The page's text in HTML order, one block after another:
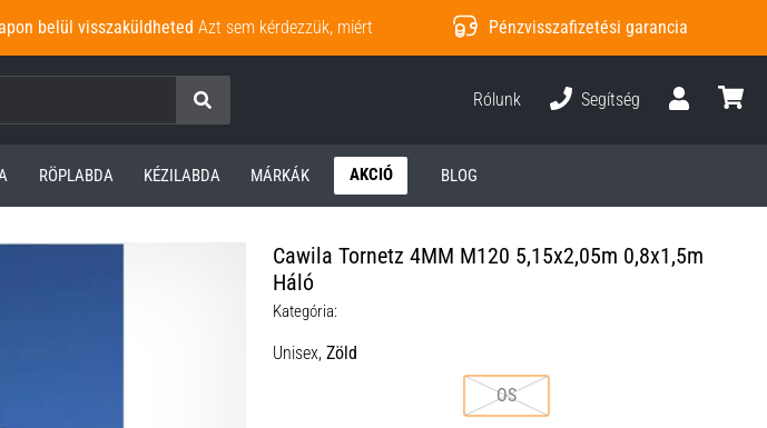
belül visszaküldheted Azt sem kérdezzük, miért Pénzvisszafizetési garancia
Keresés
Rólunk
Segítség
RÖPLABDA KÉZILABDA MÁRKÁK AKCIÓ BLOG
Cawila Tornetz 4MM M120 5,15x2,05m 0,8x1,5m
Háló
Kategória:
Unisex, Zöld
OS